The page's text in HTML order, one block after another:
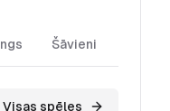
Šāvieni
Visas spēles